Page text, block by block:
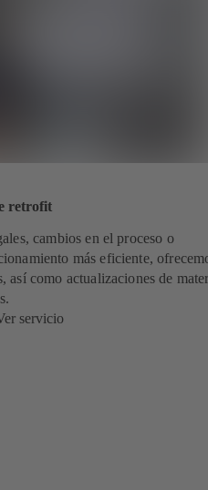
retrofit
cambios en el proceso o
más eficiente,
así como actualizaciones de
servicio